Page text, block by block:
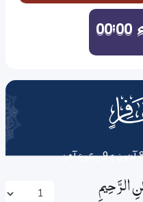
الرَّحِيمِ
00:00